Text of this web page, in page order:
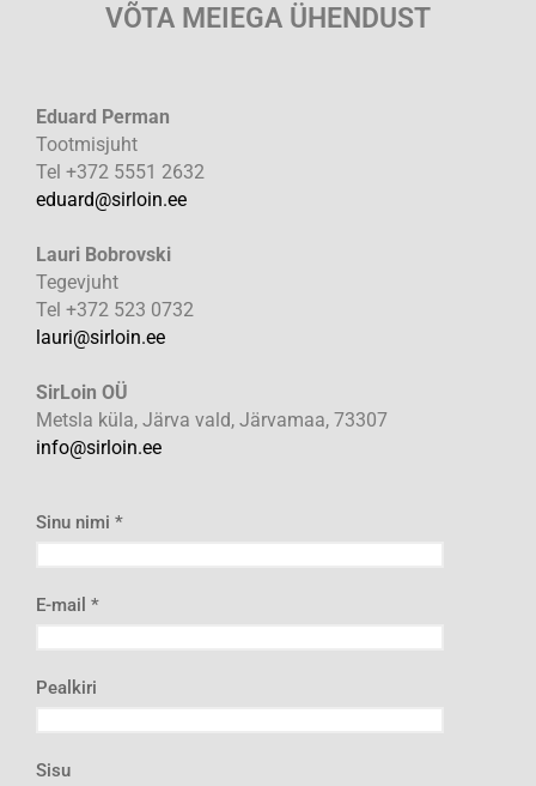
VÕTA MEIEGA ÜHENDUST
Eduard Perman
Tootmisjuht
Tel +372 5551 2632
eduard@sirloin.ee
Lauri Bobrovski
Tegevjuht
Tel +372 523 0732
lauri@sirloin.ee
SirLoin OÜ
Metsla küla, Järva vald, Järvamaa, 73307
info@sirloin.ee
Sinu nimi *
E-mail *
Pealkiri
Sisu